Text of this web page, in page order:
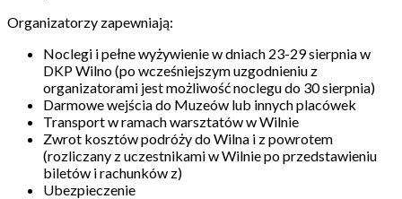
Organizatorzy zapewniają:
Noclegi i pełne wyżywienie w dniach 23-29 sierpnia w
DKP Wilno (po wcześniejszym uzgodnieniu z
organizatorami jest możliwość noclegu do 30 sierpnia)
Darmowe wejścia do Muzeów lub innych placówek
Transport w ramach warsztatów w Wilnie
Zwrot kosztów podróży do Wilna i z powrotem
(rozliczany z uczestnikami w Wilnie po przedstawieniu
biletów i rachunków z)
Ubezpieczenie